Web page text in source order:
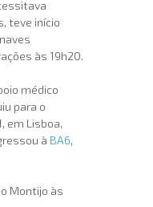
teve início
às 19h20.
médico
para o
em Lisboa,
à BA6,
Montijo às